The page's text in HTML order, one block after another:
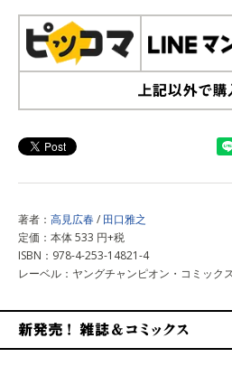
著者： 高見広春/ 田口雅之
定価：本体 533 円+税
ISBN：978-4-253-14821-4
レーベル：ヤングチャンピオン・コミック